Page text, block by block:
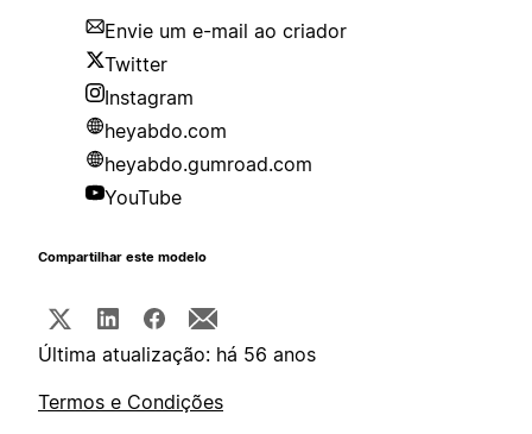
Envie um e-mail ao criador
Twitter
Instagram
heyabdo.com
heyabdo.gumroad.com
YouTube
Compartilhar este modelo
Última atualização: há 56 anos
Termos e Condições